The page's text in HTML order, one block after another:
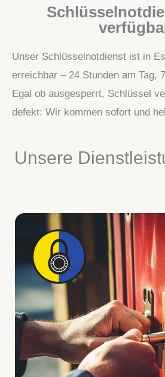
Unser Schlüsselnotdienst ist in
erreichbar – 24 Stunden am Tag,
Egal ob ausgesperrt, Schlüssel
defekt: Wir kommen sofort und
Unsere